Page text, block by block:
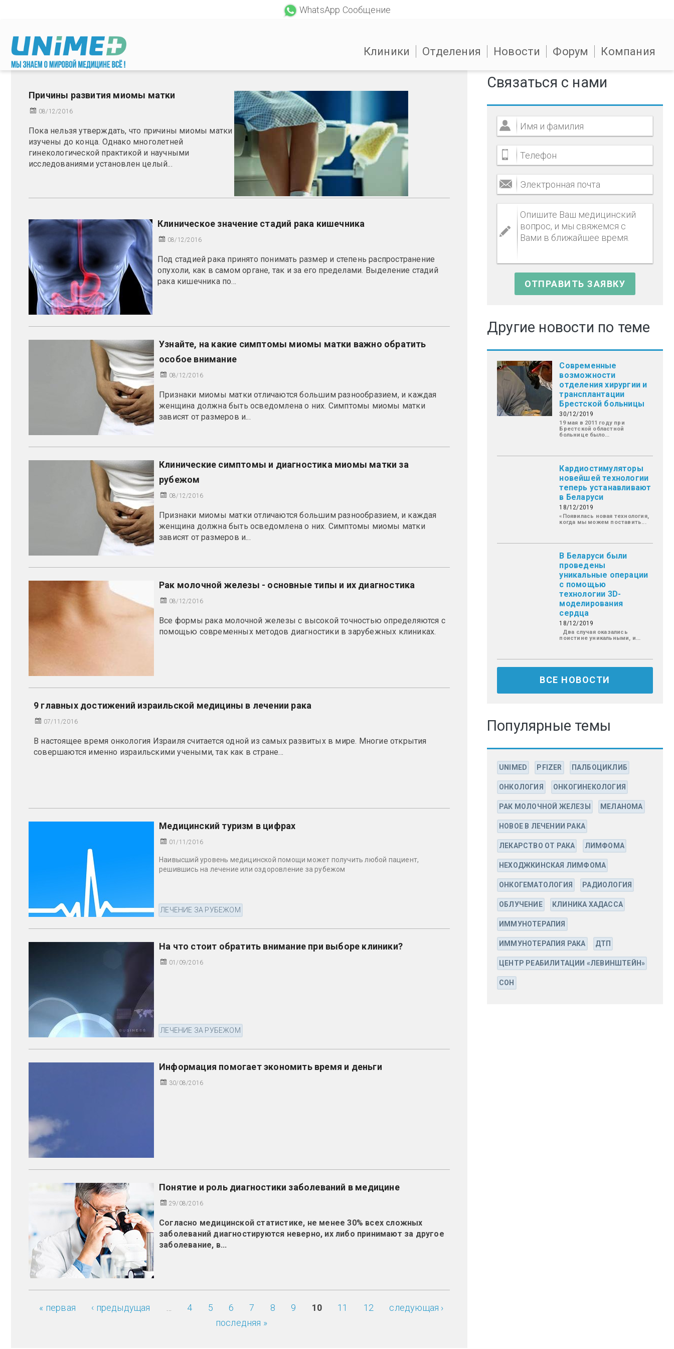
WhatsApp Сообщение
Клиники Отделения Новости Форум Компания
Причины развития миомы матки
08/12/2016
Пока нельзя утверждать, что причины миомы матки
изучены до конца. Однако многолетней
гинекологической практикой и научными
исследованиями установлен целый...
Клиническое значение стадий рака кишечника
08/12/2016
Под стадией рака принято понимать размер и степень распространение
опухоли, как в самом органе, так и за его пределами. Выделение стадий
рака кишечника по...
Узнайте, на какие симптомы миомы матки важно обратить
особое внимание
08/12/2016
Признаки миомы матки отличаются большим разнообразием, и каждая
женщина должна быть осведомлена о них. Симптомы миомы матки
зависят от размеров и...
Клинические симптомы и диагностика миомы матки за
рубежом
08/12/2016
Признаки миомы матки отличаются большим разнообразием, и каждая
женщина должна быть осведомлена о них. Симптомы миомы матки
зависят от размеров и...
Рак молочной железы - основные типы и их диагностика
08/12/2016
Все формы рака молочной железы с высокой точностью определяются с
помощью современных методов диагностики в зарубежных клиниках.
9 главных достижений израильской медицины в лечении рака
07/11/2016
В настоящее время онкология Израиля считается одной из самых развитых в мире. Многие открытия
совершаются именно израильскими учеными, так как в стране...
Медицинский туризм в цифрах
01/11/2016
Наивысший уровень медицинской помощи может получить любой пациент,
решившись на лечение или оздоровление за рубежом
ЛЕЧЕНИЕ ЗА РУБЕЖОМ
На что стоит обратить внимание при выборе клиники?
01/09/2016
ЛЕЧЕНИЕ ЗА РУБЕЖОМ
Информация помогает экономить время и деньги
30/08/2016
Понятие и роль диагностики заболеваний в медицине
29/08/2016
Согласно медицинской статистике, не менее 30% всех сложных
заболеваний диагностируются неверно, их либо принимают за другое
заболевание, в...
Страницы
« первая ‹ предыдущая … 4 5 6 7 8 9 10 11 12
следующая ›
последняя »
Связаться с нами
Другие новости по теме
Современные
возможности
отделения хирургии и
трансплантации
Брестской больницы
30/12/2019
19 мая в 2011 году при
Брестской областной
больнице было...
Кардиостимуляторы
новейшей технологии
теперь устанавливают
в Беларуси
18/12/2019
«Появилась новая технология,
когда мы можем поставить...
В Беларуси были
проведены
уникальные операции
с помощью
технологии 3D-
моделирования
сердца
18/12/2019
Два случая оказались
поистине уникальными, и...
ВСЕ НОВОСТИ
Популярные темы
UNIMED PFIZER ПАЛБОЦИКЛИБ
ОНКОЛОГИЯ ОНКОГИНЕКОЛОГИЯ
РАК МОЛОЧНОЙ ЖЕЛЕЗЫ МЕЛАНОМА
НОВОЕ В ЛЕЧЕНИИ РАКА
ЛЕКАРСТВО ОТ РАКА ЛИМФОМА
НЕХОДЖКИНСКАЯ ЛИМФОМА
ОНКОГЕМАТОЛОГИЯ РАДИОЛОГИЯ
ОБЛУЧЕНИЕ КЛИНИКА ХАДАССА
ИММУНОТЕРАПИЯ
ИММУНОТЕРАПИЯ РАКА ДТП
ЦЕНТР РЕАБИЛИТАЦИИ «ЛЕВИНШТЕЙН»
СОН